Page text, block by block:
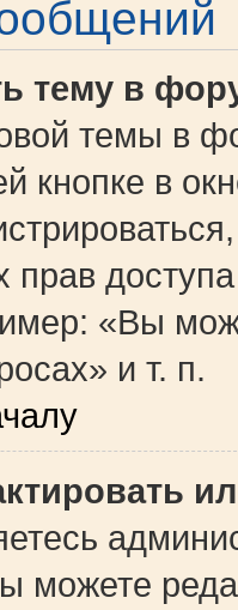
тему в
темы в
кнопке в
прав
«Вы
и т. п.
можете